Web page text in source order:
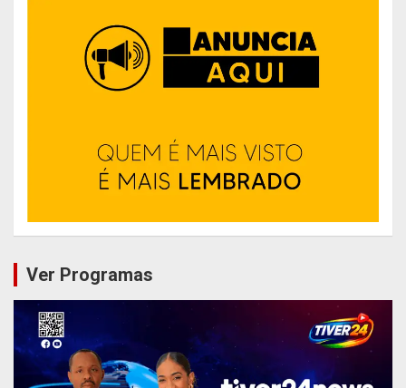
Ver Programas